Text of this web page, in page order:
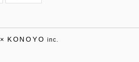
× KONOYO inc.